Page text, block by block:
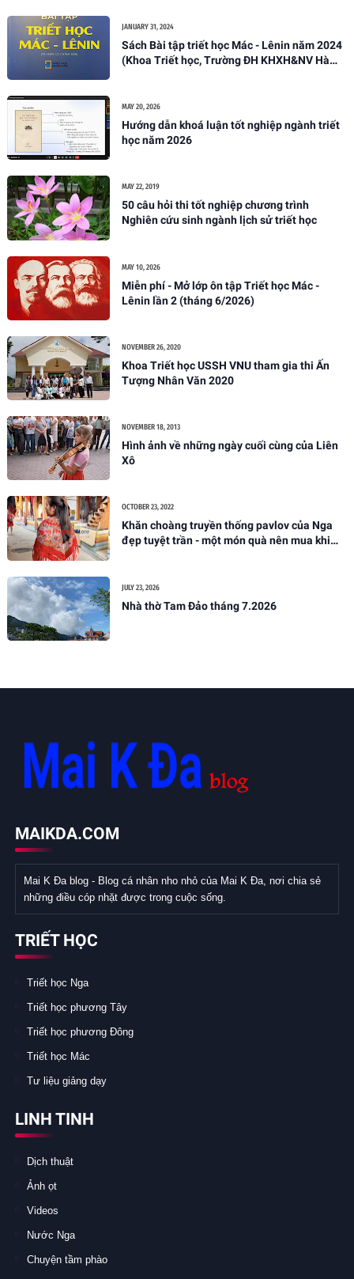
JANUARY 31, 2024
Sách Bài tập triết học Mác - Lênin năm 2024
(Khoa Triết học, Trường ĐH KHXH&NV Hà
MAY 20, 2026
Hướng dẫn khoá luận tốt nghiệp ngành triết
học năm 2026
MAY 22, 2019
50 câu hỏi thi tốt nghiệp chương trình
Nghiên cứu sinh ngành lịch sử triết học
MAY 10, 2026
Miễn phí - Mở lớp ôn tập Triết học Mác -
Lênin lần 2 (tháng 6/2026)
NOVEMBER 26, 2020
Khoa Triết học USSH VNU tham gia thi Ấn
Tượng Nhân Văn 2020
NOVEMBER 18, 2013
Hình ảnh về những ngày cuối cùng của Liên
Xô
OCTOBER 23, 2022
Khăn choàng truyền thống pavlov của Nga
đẹp tuyệt trần - một món quà nên mua khi
JULY 23, 2026
Nhà thờ Tam Đảo tháng 7.2026
MAIKDA.COM
Mai K Đa blog - Blog cá nhân nho nhỏ của Mai K Đa, nơi chia sẻ
những điều cóp nhặt được trong cuộc sống.
TRIẾT HỌC
Triết học Nga
Triết học phương Tây
Triết học phương Đông
Triết học Mác
Tư liệu giảng dạy
LINH TINH
Dịch thuật
Ảnh ọt
Videos
Nước Nga
Chuyện tầm phào